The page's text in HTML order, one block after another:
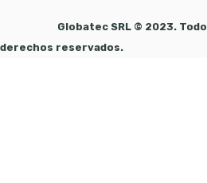
Globatec SRL © 2023.
derechos reservados.